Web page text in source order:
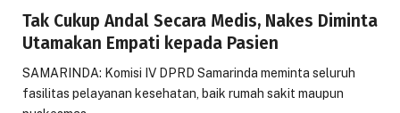
Tak Cukup Andal Secara Medis, Nakes Diminta
Utamakan Empati kepada Pasien
SAMARINDA: Komisi IV DPRD Samarinda meminta seluruh
fasilitas pelayanan kesehatan, baik rumah sakit maupun